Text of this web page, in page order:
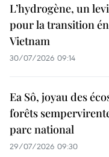
L’hydrogène, un
pour la transition
Vietnam
30/07/2026 09:14
Ea Sô, joyau des
forêts
parc national
29/07/2026 09:30